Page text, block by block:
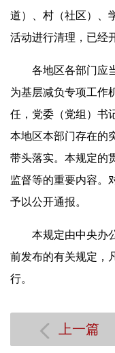
道）、村（社区）、
活动进行清理，已经
各地区各部门应当
为基层减负专项工作
任，党委（党组）书
本地区本部门存在的
带头落实。本规定的
监督等的重要内容。
予以公开通报。
本规定由中央办公
前发布的有关规定，
行。
上一篇